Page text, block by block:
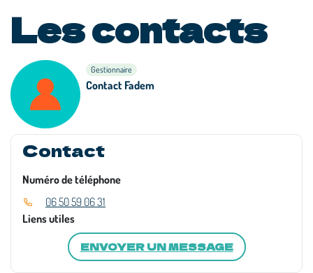
Les contacts
Gestionnaire
Contact Fadem
Contact
Numéro de téléphone
06 50 59 06 31
Liens utiles
ENVOYER UN MESSAGE